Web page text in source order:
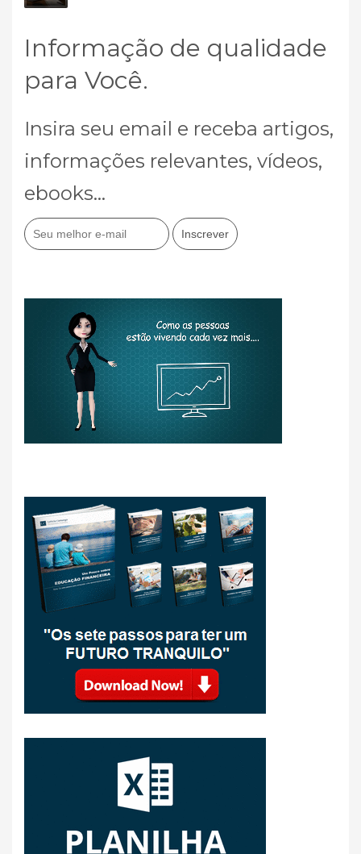
Informação de qualidade
para Você.
Insira seu email e receba artigos,
informações relevantes, vídeos,
ebooks...